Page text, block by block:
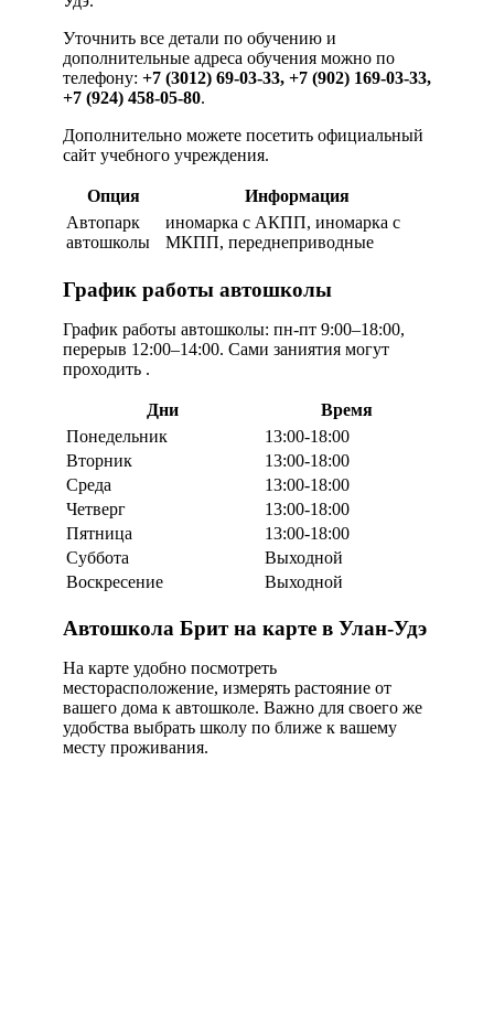
Уточнить все детали по обучению и
дополнительные адреса обучения можно по
телефону: +7 (3012) 69-03-33, +7 (902) 169-03-33,
+7 (924) 458-05-80.
Дополнительно можете посетить официальный
сайт учебного учреждения.
Опция
Информация
Автопарк
автошколы
иномарка с АКПП, иномарка с
МКПП, переднеприводные
График работы автошколы
График работы автошколы: пн-пт 9:00–18:00,
перерыв 12:00–14:00. Сами заниятия могут
проходить .
Дни
Время
Понедельник
13:00-18:00
Вторник
13:00-18:00
Среда
13:00-18:00
Четверг
13:00-18:00
Пятница
13:00-18:00
Суббота
Выходной
Воскресение
Выходной
Автошкола Брит на карте в Улан-Удэ
На карте удобно посмотреть
месторасположение, измерять растояние от
вашего дома к автошколе. Важно для своего же
удобства выбрать школу по ближе к вашему
месту проживания.